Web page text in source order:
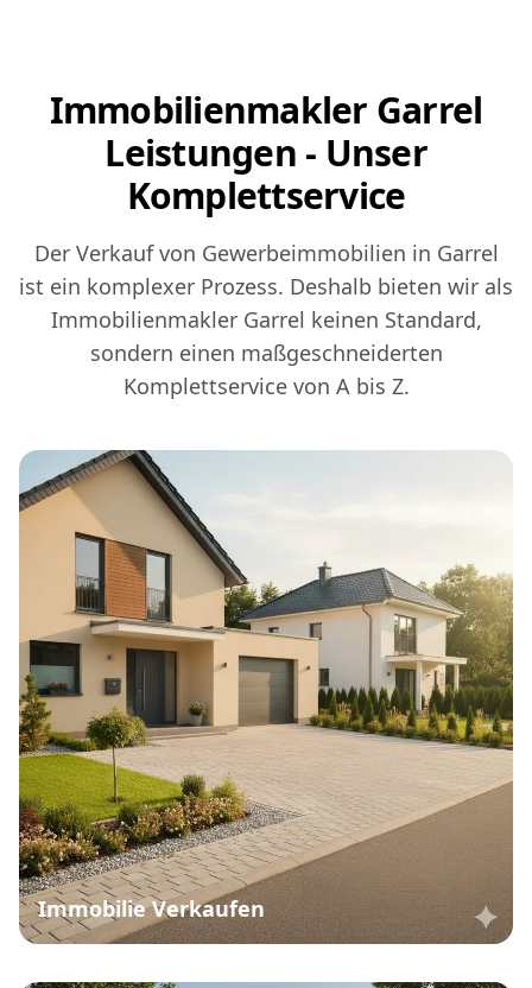
Immobilienmakler Garrel
Leistungen - Unser
Komplettservice
Der Verkauf von Gewerbeimmobilien in Garrel
ist ein komplexer Prozess. Deshalb bieten wir als
Immobilienmakler Garrel keinen Standard,
sondern einen maßgeschneiderten
Komplettservice von A bis Z.
Immobilie Verkaufen